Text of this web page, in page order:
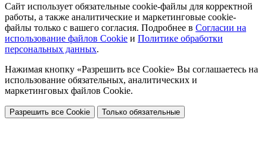
Сайт использует обязательные cookie-файлы для корректной
работы, а также аналитические и маркетинговые cookie-
файлы только с вашего согласия. Подробнее в Согласии на
использование файлов Cookie и Политике обработки
персональных данных.
Нажимая кнопку «Разрешить все Cookie» Вы соглашаетесь на
использование обязательных, аналитических и
маркетинговых файлов Cookie.
Разрешить все Cookie Только обязательные